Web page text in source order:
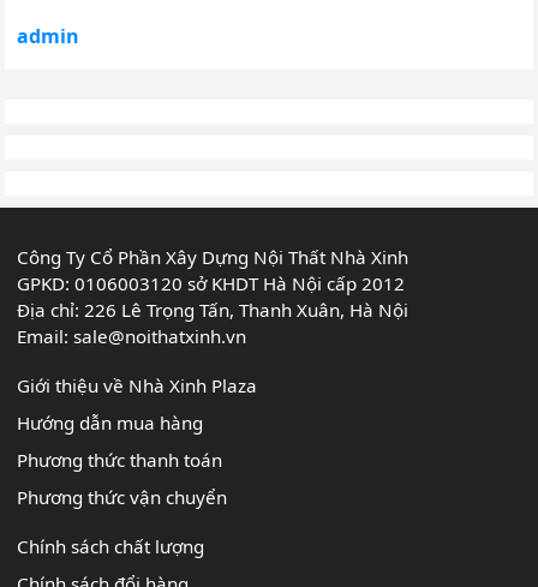
admin
Công Ty Cổ Phần Xây Dựng Nội Thất Nhà Xinh
GPKD: 0106003120 sở KHDT Hà Nội cấp 2012
Địa chỉ: 226 Lê Trọng Tấn, Thanh Xuân, Hà Nội
Email:sale@noithatxinh.vn
Giới thiệu về Nhà Xinh Plaza
Hướng dẫn mua hàng
Phương thức thanh toán
Phương thức vận chuyển
Chính sách chất lượng